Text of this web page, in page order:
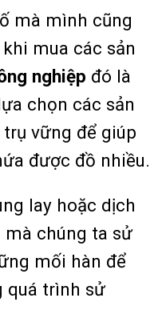
mà mình cũng
mua các sản
nghiệp đó là
chọn các sản
vững để giúp
được đồ nhiều.
lay hoặc dịch
chúng ta sử
mối hàn để
quá trình sử